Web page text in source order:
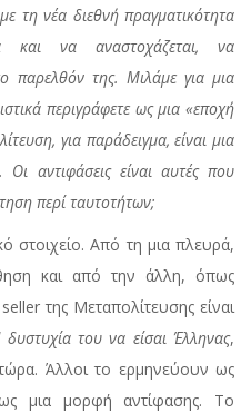
τη νέα διεθνή πραγματικότητα
και να αναστοχάζεται, να
παρελθόν της. Μιλάμε για μια
περιγράφετε ως μια «εποχή
για παράδειγμα, είναι μια
αντιφάσεις είναι αυτές που
περί ταυτοτήτων;
στοιχείο. Από τη μια πλευρά,
και από την άλλη, όπως
της Μεταπολίτευσης είναι
του να είσαι Έλληνας,
Άλλοι το ερμηνεύουν ως
μια μορφή αντίφασης. Το